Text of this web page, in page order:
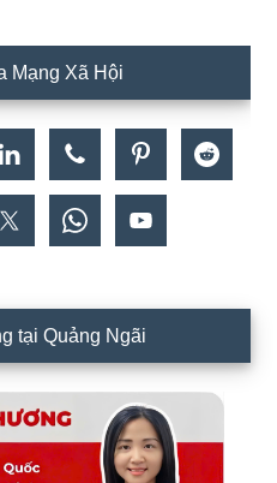
Mạng Xã Hội
tại Quảng Ngãi